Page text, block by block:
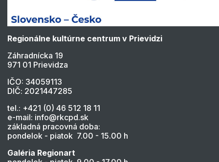
Regionálne kultúrne centrum v Prievidzi
Záhradnícka 19
971 01 Prievidza
IČO: 34059113
DIČ: 2021447285
tel.: +421 (0) 46 512 18 11
e-mail: info@rkcpd.sk
základná pracovná doba:
pondelok - piatok 7.00 - 15.00 h
Galéria Regionart